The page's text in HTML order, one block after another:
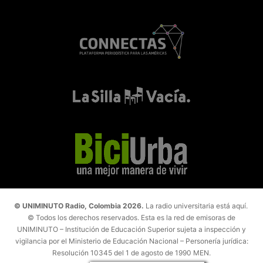
© UNIMINUTO Radio, Colombia 2026. La radio universitaria está aquí.
© Todos los derechos reservados. Esta es la red de emisoras de
UNIMINUTO – Institución de Educación Superior sujeta a inspección y
vigilancia por el Ministerio de Educación Nacional – Personería jurídica:
Resolución 10345 del 1 de agosto de 1990 MEN.